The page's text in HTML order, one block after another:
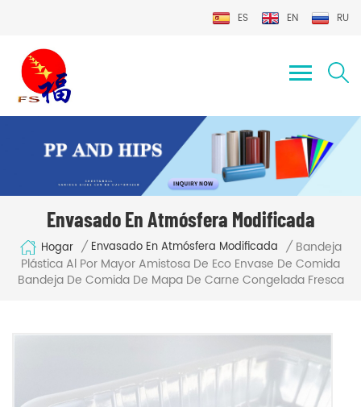
ES EN RU
Envasado En Atmósfera Modificada
Hogar / Envasado En Atmósfera Modificada / Bandeja
Plástica Al Por Mayor Amistosa De Eco Envase De Comida
Bandeja De Comida De Mapa De Carne Congelada Fresca